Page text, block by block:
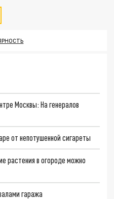
Москвы: На генералов
от непотушенной сигареты
растения в огороде можно
гаража